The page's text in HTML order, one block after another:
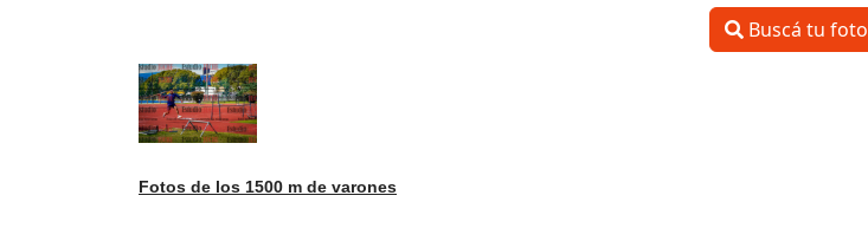
Buscá tu foto
Fotos de los 1500 m de varones